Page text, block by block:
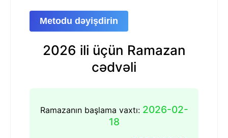
Metodu dəyişdirin
2026 ili üçün Ramazan
cədvəli
Ramazanın başlama vaxtı: 2026-02-
18